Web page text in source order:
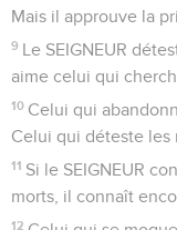
Mais il approuve la
9 Le SEIGNEUR
aime celui qui
10 Celui qui
Celui qui déteste les
11 Si le SEIGNEUR
morts, il connaît
12